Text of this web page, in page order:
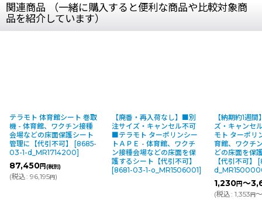
関連商品 （一緒に購入すると便利な商品や比較対象商
品を紹介しています）
テラモト 体育館シート 巻取
機 - 体育館、ワクチン接種
会場などの床面保護シート
管理に【代引不可】
[8685-
03-1-d_MR1714200]
87,450円(税別)
(税込: 96,195円)
【廃番・再入荷なし】■別
注サイズ・キャンセル不可
■テラモト ターポリンシー
トＡＰＥ - 体育館、ワクチ
ン接種会場などの床面を保
護するシート【代引不可】
[8681-03-1-o_MR1506001]
【納期約1週
ズ・キャンセ
モト ターポリ
育館、ワクチ
どの床面を保
【代引不可】
[
1,230円～
(税込: 1,353円